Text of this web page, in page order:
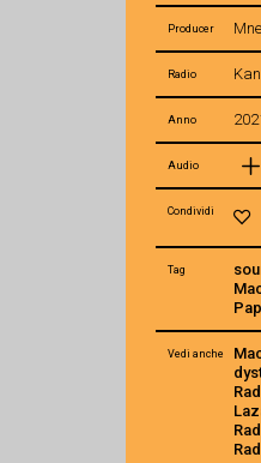
Producer
Radio
Anno
Audio
Condividi
Tag
Vedi anche